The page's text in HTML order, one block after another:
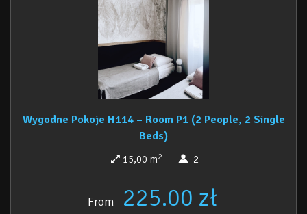
Wygodne Pokoje H114 – Room P1 (2 People, 2 Single
Beds)
15,00 m2 2
From 225.00 zł